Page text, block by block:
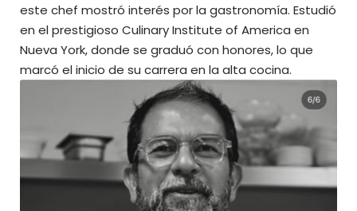
este chef mostró interés por la gastronomía. Estudió
en el prestigioso Culinary Institute of America en
Nueva York, donde se graduó con honores, lo que
marcó el inicio de su carrera en la alta cocina.